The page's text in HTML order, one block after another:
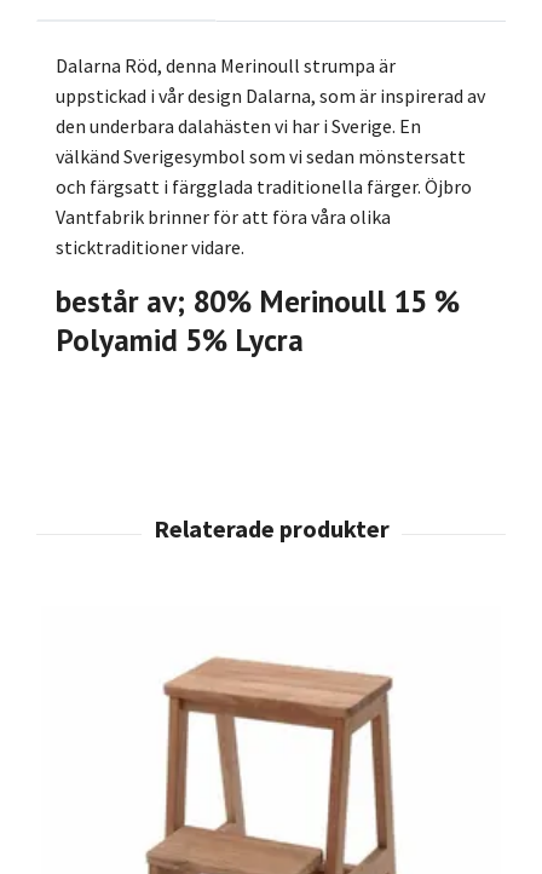
Dalarna Röd, denna Merinoull strumpa är
uppstickad i vår design Dalarna, som är inspirerad av
den underbara dalahästen vi har i Sverige. En
välkänd Sverigesymbol som vi sedan mönstersatt
och färgsatt i färgglada traditionella färger. Öjbro
Vantfabrik brinner för att föra våra olika
sticktraditioner vidare.
består av; 80% Merinoull 15 %
Polyamid 5% Lycra